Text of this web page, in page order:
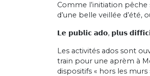
Comme l’initiation pêche
d’une belle veillée d’été,
𝗟𝗲 𝗽𝘂𝗯𝗹𝗶𝗰 𝗮𝗱𝗼, 𝗽𝗹𝘂𝘀
Les activités ados sont
train pour une aprèm à
dispositifs « hors les